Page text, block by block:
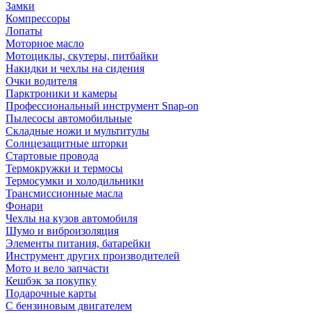
Замки
Компрессоры
Лопаты
Моторное масло
Мотоциклы, скутеры, питбайки
Накидки и чехлы на сидения
Очки водителя
Парктроники и камеры
Профессиональный инструмент Snap-on
Пылесосы автомобильные
Складные ножи и мультитулы
Солнцезащитные шторки
Стартовые провода
Термокружки и термосы
Термосумки и холодильники
Трансмиссионные масла
Фонари
Чехлы на кузов автомобиля
Шумо и виброизоляция
Элементы питания, батарейки
Инструмент других производителей
Мото и вело запчасти
Кешбэк за покупку
Подарочные карты
С бензиновым двигателем